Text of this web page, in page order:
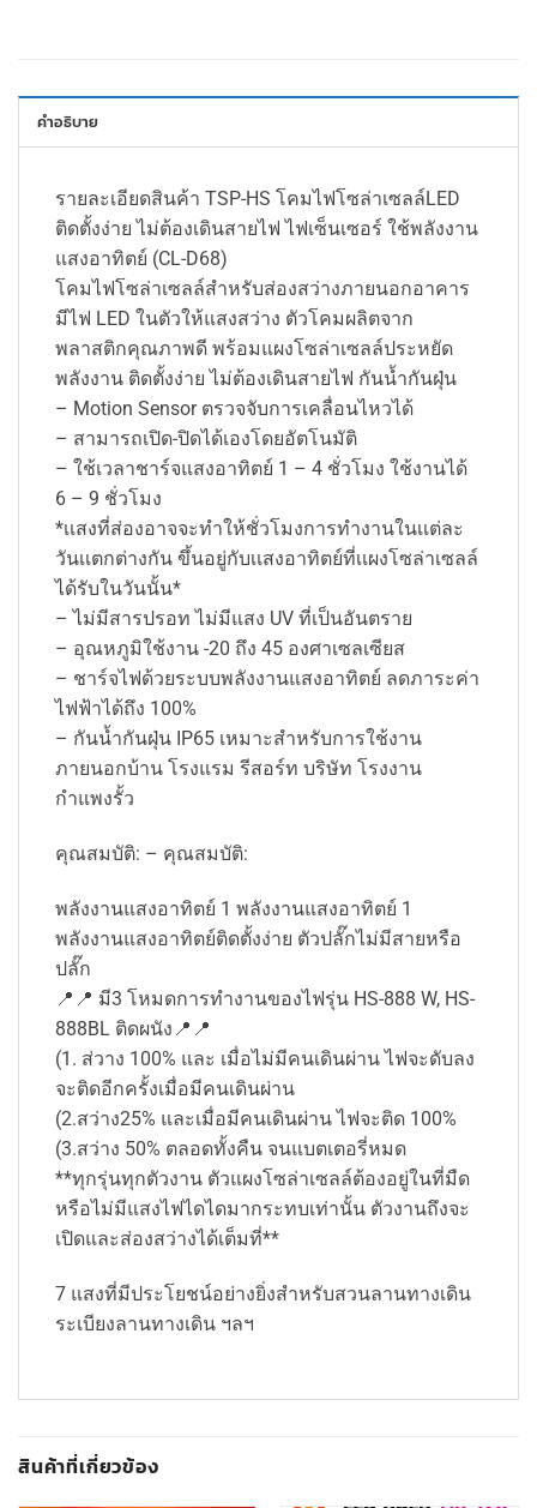
คำอธิบาย
รายละเอียดสินค้า TSP-HS โคมไฟโซล่าเซลล์LED
ติดตั้งง่าย ไม่ต้องเดินสายไฟ ไฟเซ็นเซอร์ ใช้พลังงาน
แสงอาทิตย์ (CL-D68)
โคมไฟโซล่าเซลล์สำหรับส่องสว่างภายนอกอาคาร
มีไฟ LED ในตัวให้แสงสว่าง ตัวโคมผลิตจาก
พลาสติกคุณภาพดี พร้อมแผงโซล่าเซลล์ประหยัด
พลังงาน ติดตั้งง่าย ไม่ต้องเดินสายไฟ กันน้ำกันฝุ่น
– Motion Sensor ตรวจจับการเคลื่อนไหวได้
– สามารถเปิด-ปิดได้เองโดยอัตโนมัติ
– ใช้เวลาชาร์จแสงอาทิตย์ 1 – 4 ชั่วโมง ใช้งานได้
6 – 9 ชั่วโมง
*เเสงที่ส่องอาจจะทำให้ชั่วโมงการทำงานในเเต่ละ
วันเเตกต่างกัน ขึ้นอยู่กับเเสงอาทิตย์ที่เเผงโซล่าเซลล์
ได้รับในวันนั้น*
– ไม่มีสารปรอท ไม่มีแสง UV ที่เป็นอันตราย
– อุณหภูมิใช้งาน -20 ถึง 45 องศาเซลเซียส
– ชาร์จไฟด้วยระบบพลังงานแสงอาทิตย์ ลดภาระค่า
ไฟฟ้าได้ถึง 100%
– กันน้ำกันฝุ่น IP65 เหมาะสำหรับการใช้งาน
ภายนอกบ้าน โรงแรม รีสอร์ท บริษัท โรงงาน
กำแพงรั้ว
คุณสมบัติ: – คุณสมบัติ:
พลังงานแสงอาทิตย์ 1 พลังงานแสงอาทิตย์ 1
พลังงานแสงอาทิตย์ติดตั้งง่าย ตัวปลั๊กไม่มีสายหรือ
ปลั๊ก
📍📍 มี3 โหมดการทำงานของไฟรุ่น HS-888 W, HS-
888BL ติดผนัง📍📍
(1. ส่วาง 100% และ เมื่อไม่มีคนเดินผ่าน ไฟจะดับลง
จะติดอีกครั้งเมื่อมีคนเดินผ่าน
(2.สว่าง25% และเมื่อมีคนเดินผ่าน ไฟจะติด 100%
(3.สว่าง 50% ตลอดทั้งคืน จนแบตเตอรี่หมด
**ทุกรุ่นทุกตัวงาน ตัวแผงโซล่าเซลล์ต้องอยู่ในที่มืด
หรือไม่มีแสงไฟไดไดมากระทบเท่านั้น ตัวงานถึงจะ
เปิดและส่องสว่างได้เต็มที่**
7 แสงที่มีประโยชน์อย่างยิ่งสำหรับสวนลานทางเดิน
ระเบียงลานทางเดิน ฯลฯ
สินค้าที่เกี่ยวข้อง